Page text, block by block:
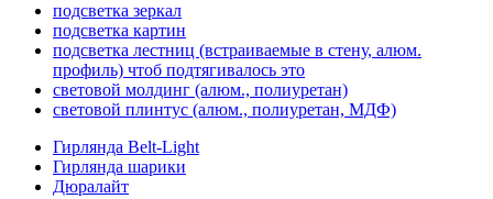
подсветка зеркал
подсветка картин
подсветка лестниц (встраиваемые в стену, алюм.
профиль) чтоб подтягивалось это
световой молдинг (алюм., полиуретан)
световой плинтус (алюм., полиуретан, МДФ)
Гирлянда Belt-Light
Гирлянда шарики
Дюралайт